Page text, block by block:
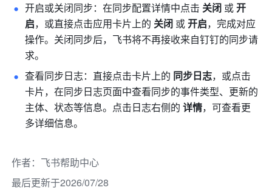
开启或关闭同步：在同步配置详情中点击 关闭 或 开
启，或直接点击应用卡片上的 关闭 或 开启，完成对应
操作。关闭同步后，飞书将不再接收来自钉钉的同步请
求。
查看同步日志：直接点击卡片上的 同步日志，或点击
卡片，在同步日志页面中查看同步的事件类型、更新的
主体、状态等信息。点击日志右侧的 详情，可查看更
多详细信息。
作者： 飞书帮助中心
最后更新于2026/07/28